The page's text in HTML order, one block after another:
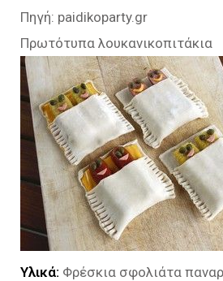
Πηγή: paidikoparty.gr
Πρωτότυπα λουκανικοπιτάκια
Υλικά: Φρέσκια σφολιάτα